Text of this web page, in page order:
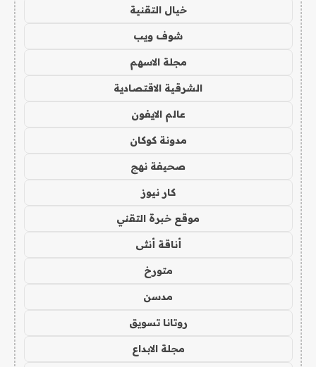
خيال التقنية
شوف ويب
مجلة الاسهم
الشرقية الاقتصادية
عالم الايفون
مدونة كوكان
صحيفة نهج
كار نيوز
موقع خبرة التقني
أناقة أنثى
متورخ
مدسن
روتانا تسويق
مجلة الابداع